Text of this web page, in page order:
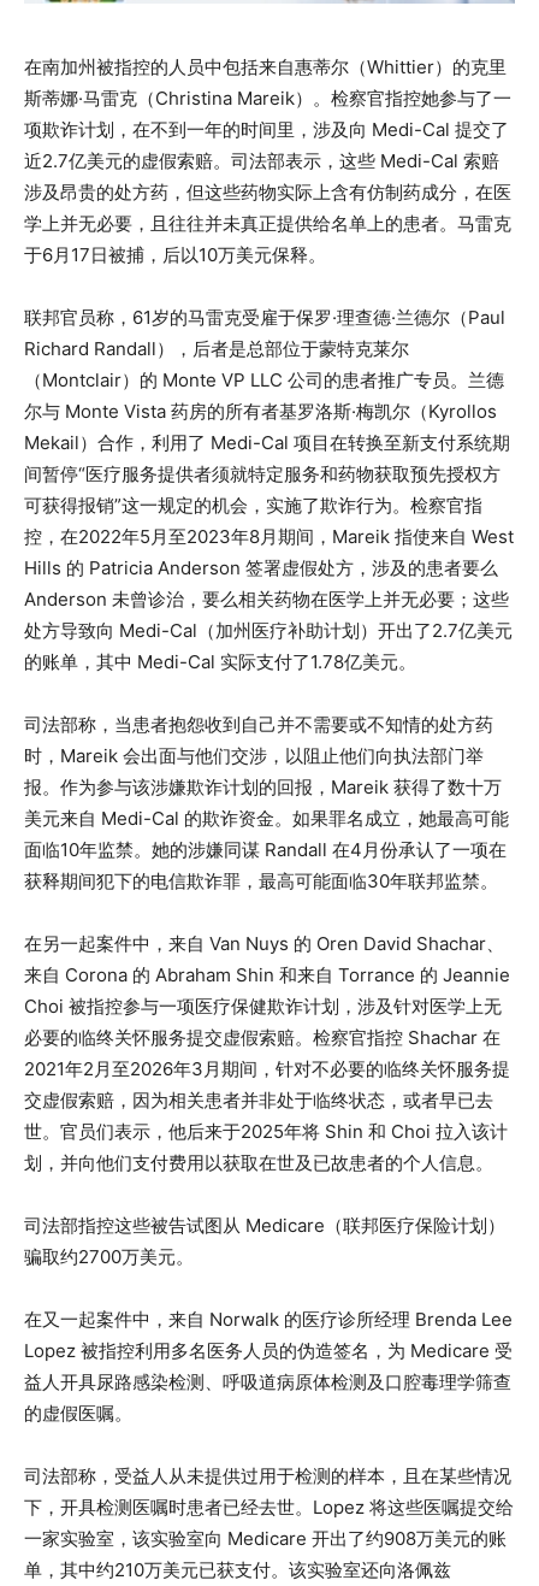
在南加州被指控的人员中包括来自惠蒂尔（Whittier）的克里
斯蒂娜·马雷克（Christina Mareik）。检察官指控她参与了一
项欺诈计划，在不到一年的时间里，涉及向 Medi-Cal 提交了
近2.7亿美元的虚假索赔。司法部表示，这些 Medi-Cal 索赔
涉及昂贵的处方药，但这些药物实际上含有仿制药成分，在医
学上并无必要，且往往并未真正提供给名单上的患者。马雷克
于6月17日被捕，后以10万美元保释。
联邦官员称，61岁的马雷克受雇于保罗·理查德·兰德尔（Paul
Richard Randall），后者是总部位于蒙特克莱尔
（Montclair）的 Monte VP LLC 公司的患者推广专员。兰德
尔与 Monte Vista 药房的所有者基罗洛斯·梅凯尔（Kyrollos
Mekail）合作，利用了 Medi-Cal 项目在转换至新支付系统期
间暂停“医疗服务提供者须就特定服务和药物获取预先授权方
可获得报销”这一规定的机会，实施了欺诈行为。检察官指
控，在2022年5月至2023年8月期间，Mareik 指使来自 West
Hills 的 Patricia Anderson 签署虚假处方，涉及的患者要么
Anderson 未曾诊治，要么相关药物在医学上并无必要；这些
处方导致向 Medi-Cal（加州医疗补助计划）开出了2.7亿美元
的账单，其中 Medi-Cal 实际支付了1.78亿美元。
司法部称，当患者抱怨收到自己并不需要或不知情的处方药
时，Mareik 会出面与他们交涉，以阻止他们向执法部门举
报。作为参与该涉嫌欺诈计划的回报，Mareik 获得了数十万
美元来自 Medi-Cal 的欺诈资金。如果罪名成立，她最高可能
面临10年监禁。她的涉嫌同谋 Randall 在4月份承认了一项在
获释期间犯下的电信欺诈罪，最高可能面临30年联邦监禁。
在另一起案件中，来自 Van Nuys 的 Oren David Shachar、
来自 Corona 的 Abraham Shin 和来自 Torrance 的 Jeannie
Choi 被指控参与一项医疗保健欺诈计划，涉及针对医学上无
必要的临终关怀服务提交虚假索赔。检察官指控 Shachar 在
2021年2月至2026年3月期间，针对不必要的临终关怀服务提
交虚假索赔，因为相关患者并非处于临终状态，或者早已去
世。官员们表示，他后来于2025年将 Shin 和 Choi 拉入该计
划，并向他们支付费用以获取在世及已故患者的个人信息。
司法部指控这些被告试图从 Medicare（联邦医疗保险计划）
骗取约2700万美元。
在又一起案件中，来自 Norwalk 的医疗诊所经理 Brenda Lee
Lopez 被指控利用多名医务人员的伪造签名，为 Medicare 受
益人开具尿路感染检测、呼吸道病原体检测及口腔毒理学筛查
的虚假医嘱。
司法部称，受益人从未提供过用于检测的样本，且在某些情况
下，开具检测医嘱时患者已经去世。Lopez 将这些医嘱提交给
一家实验室，该实验室向 Medicare 开出了约908万美元的账
单，其中约210万美元已获支付。该实验室还向洛佩兹